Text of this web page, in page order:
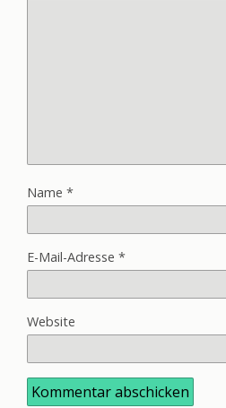
Name *
E-Mail-Adresse *
Website